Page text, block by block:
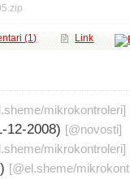
Link
(1)
/mikrokontroleri]
12-2008) [@novosti]
/mikrokontroleri]
[@el.sheme/